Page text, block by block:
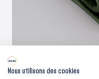
Nous utilisons des cookies